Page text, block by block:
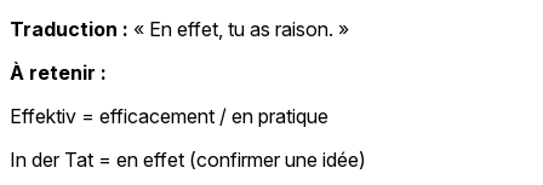
Traduction : « En effet, tu as raison. »
À retenir :
Effektiv = efficacement / en pratique
In der Tat = en effet (confirmer une idée)